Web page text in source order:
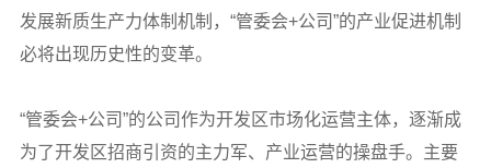
发展新质生产力体制机制，“管委会+公司”的产业促进机制
必将出现历史性的变革。
“管委会+公司”的公司作为开发区市场化运营主体，逐渐成
为了开发区招商引资的主力军、产业运营的操盘手。主要